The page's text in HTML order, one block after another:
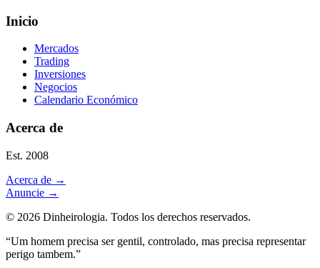
Inicio
Mercados
Trading
Inversiones
Negocios
Calendario Económico
Acerca de
Est. 2008
Acerca de →
Anuncie →
© 2026 Dinheirologia. Todos los derechos reservados.
“Um homem precisa ser gentil, controlado, mas precisa representar
perigo tambem.”